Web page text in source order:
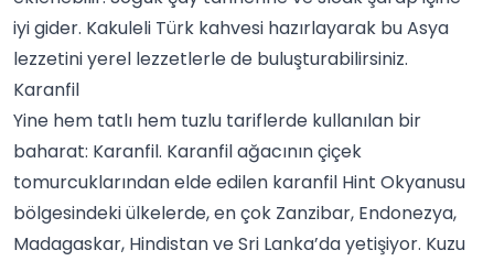
iyi gider. Kakuleli Türk kahvesi hazırlayarak bu Asya
lezzetini yerel lezzetlerle de buluşturabilirsiniz.
Karanfil
Yine hem tatlı hem tuzlu tariflerde kullanılan bir
baharat: Karanfil. Karanfil ağacının çiçek
tomurcuklarından elde edilen karanfil Hint Okyanusu
bölgesindeki ülkelerde, en çok Zanzibar, Endonezya,
Madagaskar, Hindistan ve Sri Lanka’da yetişiyor. Kuzu